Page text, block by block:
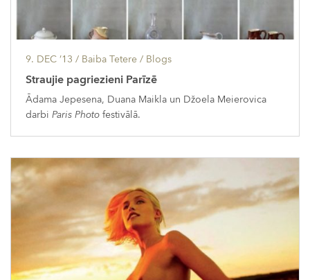
9. DEC ’13 / Baiba Tetere / Blogs
Straujie pagriezieni Parīzē
Ādama Jepesena, Duana Maikla un Džoela Meierovica
darbi Paris Photo festivālā.